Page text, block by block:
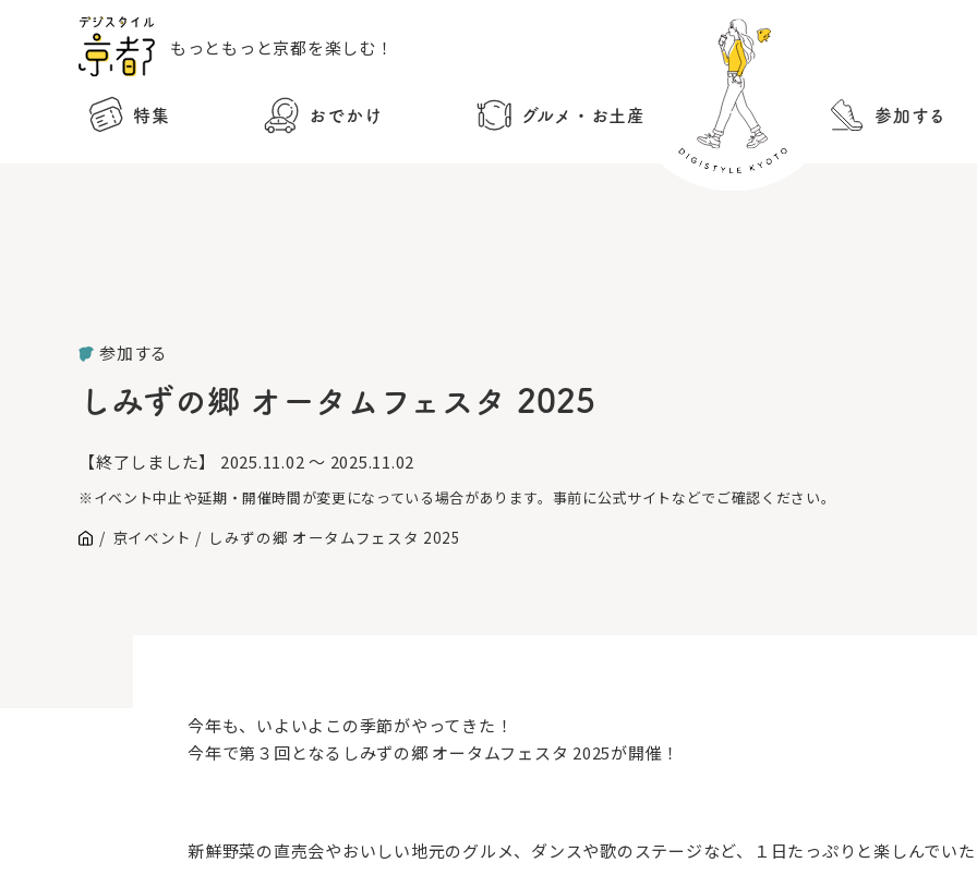
もっともっと京都を楽しむ！
特集 おでかけ グルメ・お土産 参加する
参加する
しみずの郷 オータムフェスタ 2025
【終了しました】 2025.11.02 ～ 2025.11.02
※イベント中止や延期・開催時間が変更になっている場合があります。事前に公式サイトなどでご確認ください。
京イベント しみずの郷 オータムフェスタ 2025
今年も、いよいよこの季節がやってきた！
今年で第３回となるしみずの郷 オータムフェスタ 2025が開催！
新鮮野菜の直売会やおいしい地元のグルメ、ダンスや歌のステージなど、１日たっぷりと楽しんでい